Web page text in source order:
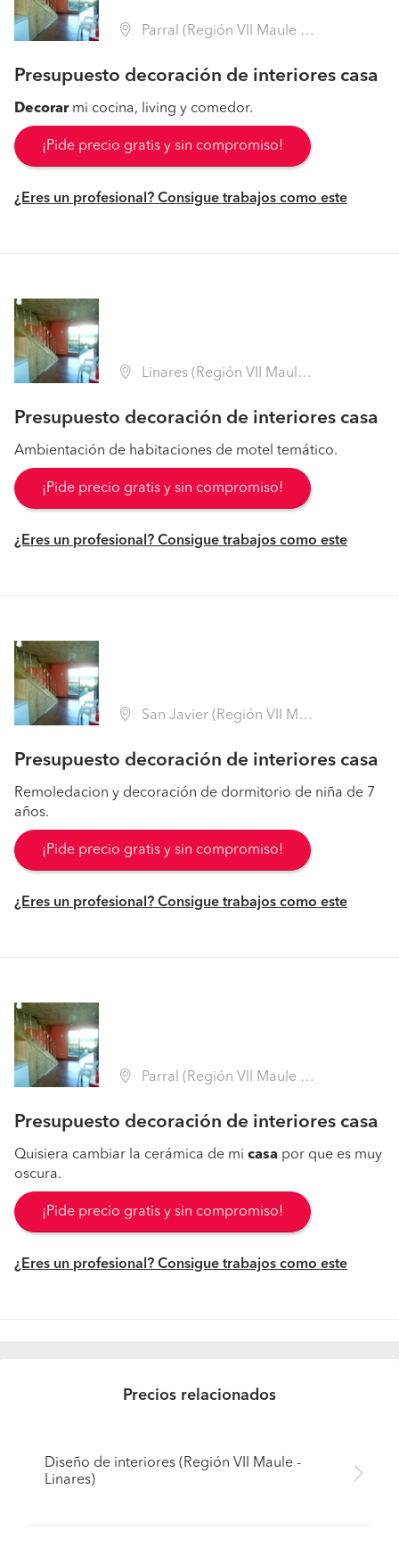
Parral (Región VII Maule - Linares)
Presupuesto decoración de interiores casa
Decorarmi cocina, living y comedor.
¡Pide precio gratis y sin compromiso!
¿Eres un profesional? Consigue trabajos como este
Linares (Región VII Maule - Linares)
Presupuesto decoración de interiores casa
Ambientación de habitaciones de motel temático.
¡Pide precio gratis y sin compromiso!
¿Eres un profesional? Consigue trabajos como este
San Javier (Región VII Maule - Linares)
Presupuesto decoración de interiores casa
Remoledacion y decoración de dormitorio de niña de 7
años.
¡Pide precio gratis y sin compromiso!
¿Eres un profesional? Consigue trabajos como este
Parral (Región VII Maule - Linares)
Presupuesto decoración de interiores casa
Quisiera cambiar la cerámica de mi casa por que es muy
oscura.
¡Pide precio gratis y sin compromiso!
¿Eres un profesional? Consigue trabajos como este
Precios relacionados
Diseño de interiores (Región VII Maule -
Linares)